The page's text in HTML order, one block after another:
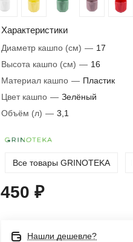
Характеристики
Диаметр кашпо (см) — 17
Высота кашпо (см) — 16
Материал кашпо — Пластик
Цвет кашпо — Зелёный
Объём (л) — 3,1
Все товары GRINOTEKA
450 ₽
Нашли дешевле?